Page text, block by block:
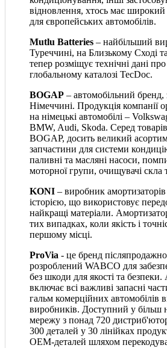
відновлення, хтось має широкий
для європейських автомобілів.
Mutlu Batteries – найбільший
Туреччині, на Близькому Сході
тепер розміщує технічні дані
глобальному каталозі TecDoc.
BOGAP – автомобільний
Німеччині. Продукція компанії
на німецькі автомобілі –
BMW, Audi, Skoda. Серед
BOGAP, досить великий
запчастини для системи
паливні та масляні насоси,
моторної групи, очищувачі скла
KONI – виробник
історією, що використовує
найкращі матеріали.
тих випадках, коли якість і
першому місці.
ProVia - це бренд
розроблений WABCO для
без шкоди для якості та
включає всі важливі запасні
гальм комерційних автомобілів
виробників. Доступний у більш
мережу з понад 720
300 деталей у 30 лінійках
OEM-деталей шляхом